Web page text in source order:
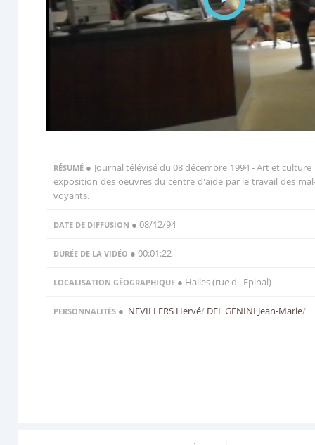
RÉSUMÉ ● Journal télévisé du 08 décembre 1994 - Art et culture
exposition des oeuvres du centre d'aide par le travail des
voyants.
DATE DE DIFFUSION ● 08/12/94
DURÉE DE LA VIDÉO ● 00:01:22
LOCALISATION GÉOGRAPHIQUE ● Halles (rue d ' Epinal)
PERSONNALITÉS ● NEVILLERS Hervé/ DEL GENINI Jean-Marie/